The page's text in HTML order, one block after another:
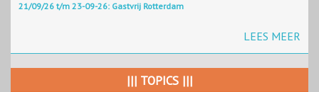
21/09/26 t/m 23-09-26: Gastvrij Rotterdam
LEES MEER
||| TOPICS |||